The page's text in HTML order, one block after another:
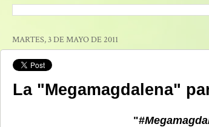
MARTES, 3 DE MAYO DE 2011
La "Megamagdalena"
"#